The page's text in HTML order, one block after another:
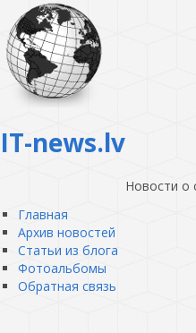
IT-news.lv
Новости о
Главная
Архив новостей
Статьи из блога
Фотоальбомы
Обратная связь